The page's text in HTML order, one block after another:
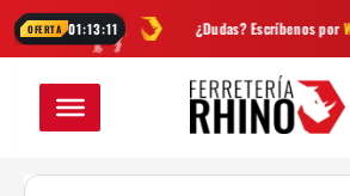
OFERTA 01:13:11
semana ¿Dudas? Escríbenos porWhatsApp
Búsqueda